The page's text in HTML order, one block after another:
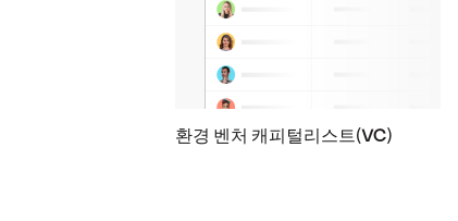
환경 벤처 캐피털리스트(VC)